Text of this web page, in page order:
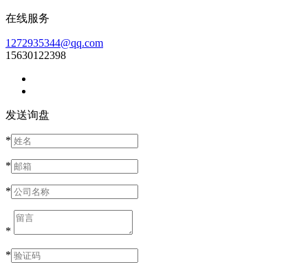
在线服务
1272935344@qq.com
15630122398
发送询盘
*
*
*
*
*